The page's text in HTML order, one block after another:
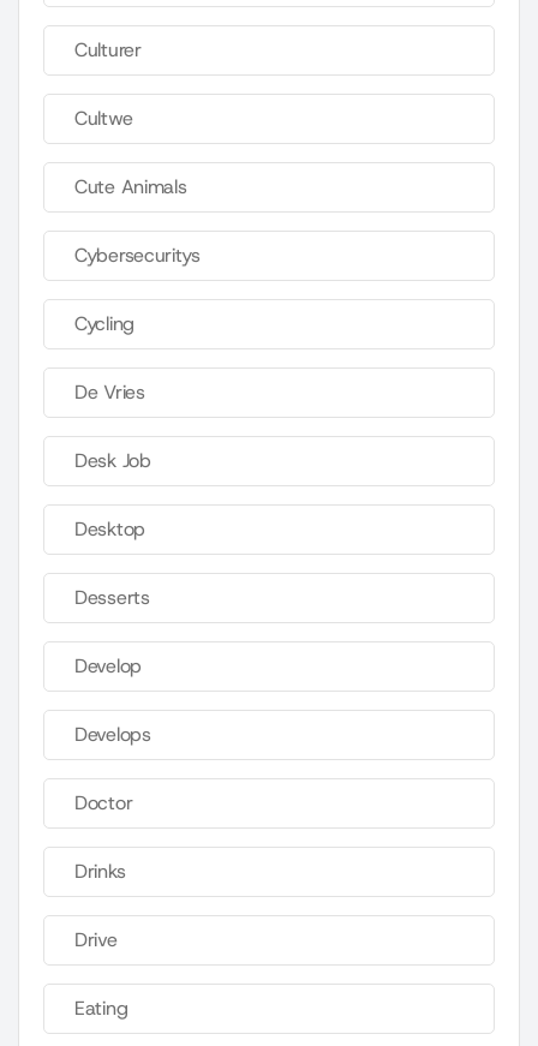
Culturer
Cultwe
Cute Animals
Cybersecuritys
Cycling
De Vries
Desk Job
Desktop
Desserts
Develop
Develops
Doctor
Drinks
Drive
Eating